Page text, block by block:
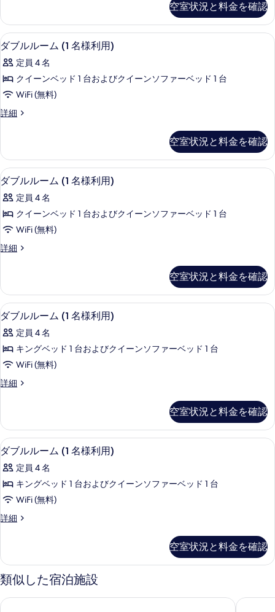
写
真
を
表
示
す
る
名
様
利
用)
の
す
べ
写
真
を
表
示
す
る
ー
ム
(1
名
様
利
の
詳
細
空室状況と料金を確認
ダ
ブ
ル
ル
ム
名
様
利
用)
の
す
べ
写
真
を
表
示
す
る
ダブルルーム (1 名様利用) | 1 室のベ
7
ダブルルーム (1 名様利用)
定員 4 名
クイーンベッド 1 台およびクイーンソファーベッド 1 台
WiFi (無料)
詳細
ダ
ー
ム
(1
名
様
利
の
詳
細
空室状況と料金を確認
ダ
ブ
ル
ル
ム
名
様
利
用)
の
す
べ
写
真
を
表
示
す
る
ダブルルーム (1 名様利用) | 1 室のベ
6
ダブルルーム (1 名様利用)
定員 4 名
クイーンベッド 1 台およびクイーンソファーベッド 1 台
WiFi (無料)
詳細
ダ
ー
ム
(1
名
様
利
の
詳
細
空室状況と料金を確認
ダ
ブ
ル
ル
ム
名
様
利
用)
の
す
べ
写
真
を
ダブルルーム (1 名様利用) | 1 室のベ
5
ダブルルーム (1 名様利用)
定員 4 名
キングベッド 1 台およびクイーンソファーベッド 1 台
WiFi (無料)
詳細
ダ
ー
ム
(1
名
様
利
の
詳
細
空室状況と料金を確認
ダ
ブ
ル
ル
ム
名
様
利
用)
ダブルルーム (1 名様利用) | 1 室のベ
5
ダブルルーム (1 名様利用)
定員 4 名
キングベッド 1 台およびクイーンソファーベッド 1 台
WiFi (無料)
詳細
ダ
ー
ム
(1
様
空室状況と料金を確認
類似した宿泊施設
アット ホーム イン ハッチ